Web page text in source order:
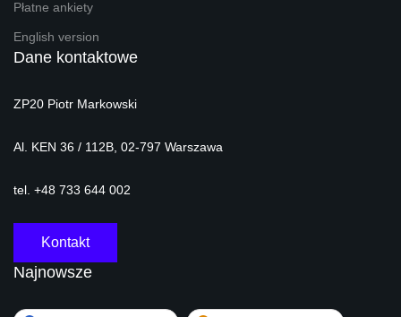
Płatne ankiety
English version
Dane kontaktowe
ZP20 Piotr Markowski
Al. KEN 36 / 112B, 02-797 Warszawa
tel. +48 733 644 002
Kontakt
Najnowsze